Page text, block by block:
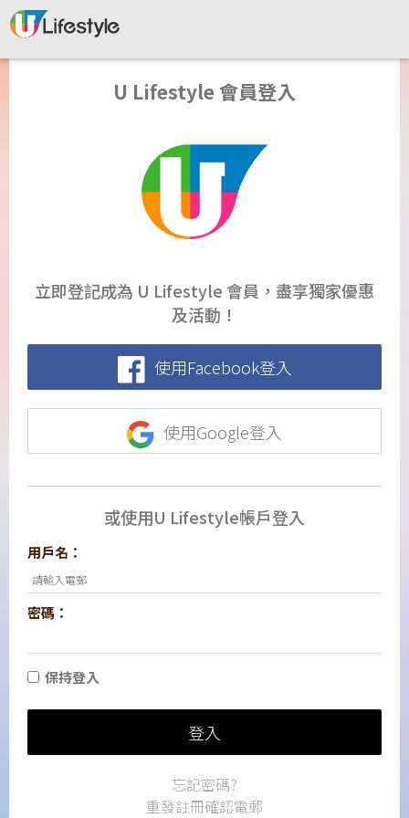
U Lifestyle 會員登入
立即登記成為 U Lifestyle 會員，盡享獨家優惠
及活動！
使用Facebook登入
使用Google登入
或使用U Lifestyle帳戶登入
用戶名：
密碼：
保持登入
登入
忘記密碼?
重發註冊確認電郵